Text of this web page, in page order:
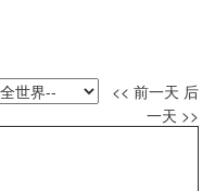
<< 前一天 后
一天 >>